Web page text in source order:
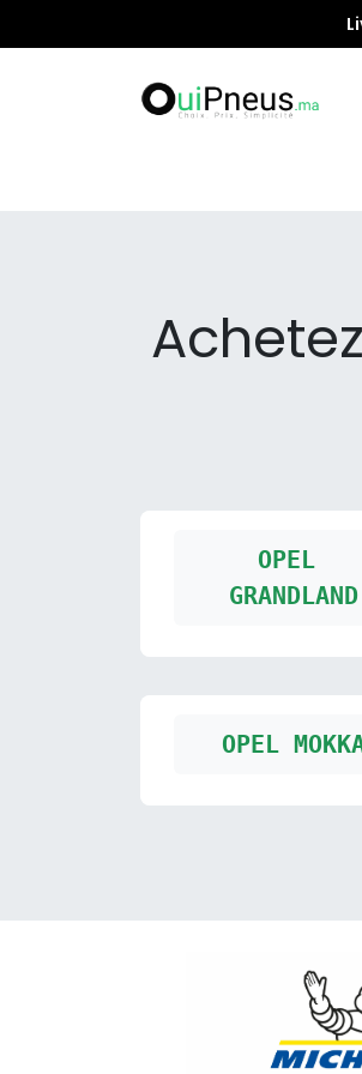
OPEL
GRANDLAND
OPEL